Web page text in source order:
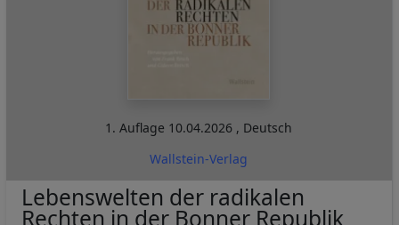
1. Auflage 10.04.2026 , Deutsch
Wallstein-Verlag
Lebenswelten der radikalen
Rechten in der Bonner Republik